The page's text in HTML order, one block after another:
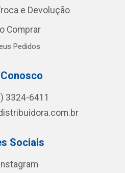
e Devolução
Comprar
Pedidos
3324-6411
Sociais